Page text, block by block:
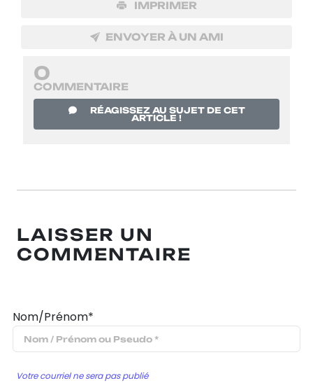
IMPRIMER
ENVOYER À UN AMI
0
COMMENTAIRE
RÉAGISSEZ AU SUJET DE CET
ARTICLE !
LAISSER UN
COMMENTAIRE
Nom/Prénom*
Votre courriel ne sera pas publié